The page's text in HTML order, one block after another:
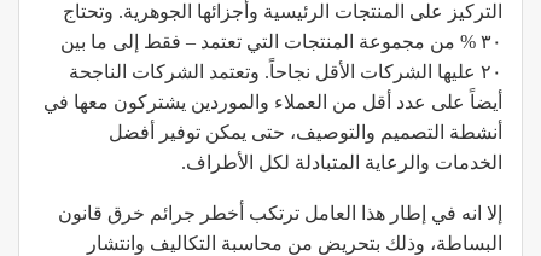
التركيز على المنتجات الرئيسية وأجزائها الجوهرية. وتحتاج
٣٠ % من مجموعة المنتجات التي تعتمد – فقط إلى ما بين
٢٠ عليها الشركات الأقل نجاحاً. وتعتمد الشركات الناجحة
أيضاً على عدد أقل من العملاء والموردين يشتركون معها في
أنشطة التصميم والتوصيف، حتى يمكن توفير أفضل
الخدمات والرعاية المتبادلة لكل الأطراف.
إلا انه في إطار هذا العامل ترتكب أخطر جرائم خرق قانون
البساطة، وذلك بتحريض من محاسبة التكاليف وانتشار